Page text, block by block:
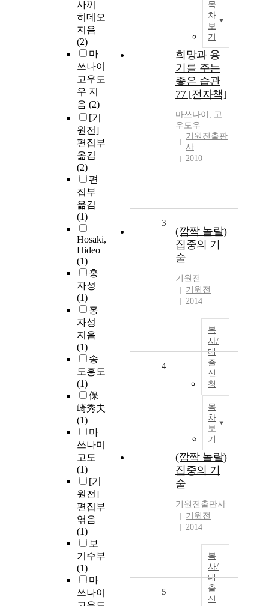
사끼
히데오
지음
(2)
마
쓰나이
고우도
우 지
음 (2)
[기
원전]
편집부
옮김
(2)
편
집부
옮김
(1)
Hosaki,
Hideo
(1)
홍
자성
(1)
홍
자성
지음
(1)
송
도홍도
(1)
保
崎秀夫
(1)
마
쓰나미
고도
(1)
[기
원전]
편집부
엮음
(1)
보
기수부
(1)
마
쓰나이
목
차
보
기
희망과 용
기를 주는
좋은 습관
77 [전자책]
마쓰나이, 고
우도우
기원전출판
사
2010
3
(깜짝 놀랄)
집중의 기
술
기원전
기원전
2014
복
사/
대
출
신
청
목
차
보
기
4
(깜짝 놀랄)
집중의 기
술
기원전 출판사
기원전
2014
복
사/
대
출
신
5